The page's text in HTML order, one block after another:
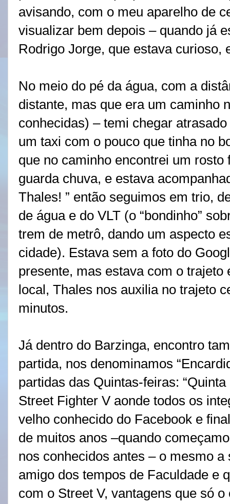
avisando, com o meu aparelho de
visualizar bem depois – quando já
Rodrigo Jorge, que estava curioso,
No meio do pé da água, com a
distante, mas que era um caminho
conhecidas) – temi chegar
um taxi com o pouco que tinha no
que no caminho encontrei um rosto
guarda chuva, e estava
Thales! ” então seguimos em trio,
de água e do VLT (o “bondinho”
trem de metrô, dando um aspecto
cidade). Estava sem a foto do
presente, mas estava com o
local, Thales nos auxilia no trajeto
minutos.
Já dentro do Barzinga, encontro
partida, nos denominamos
partidas das Quintas-feiras:
Street Fighter V aonde todos os
velho conhecido do Facebook e
de muitos anos –quando
nos conhecidos antes – o mesmo a
amigo dos tempos de Faculdade e
com o Street V, vantagens que só